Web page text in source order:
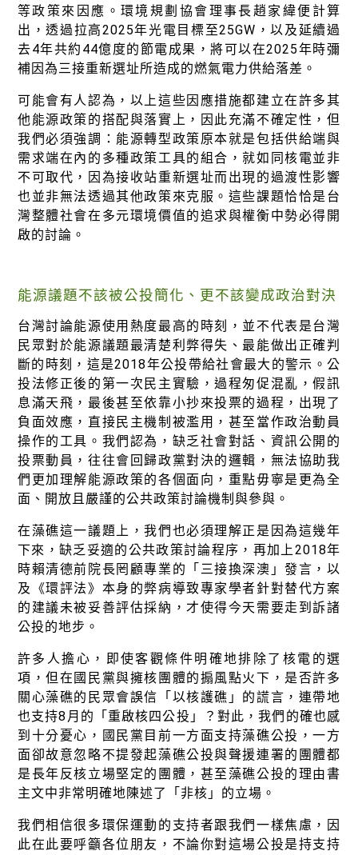
等政策來因應。環境規劃協會理事長趙家緯便計算
出，透過拉高2025年光電目標至25GW，以及延續過
去4年共約44億度的節電成果，將可以在2025年時彌
補因為三接重新選址所造成的燃氣電力供給落差。
可能會有人認為，以上這些因應措施都建立在許多其
他能源政策的搭配與落實上，因此充滿不確定性，但
我們必須強調：能源轉型政策原本就是包括供給端與
需求端在內的多種政策工具的組合，就如同核電並非
不可取代，因為接收站重新選址而出現的過渡性影響
也並非無法透過其他政策來克服。這些課題恰恰是台
灣整體社會在多元環境價值的追求與權衡中勢必得開
啟的討論。
能源議題不該被公投簡化、更不該變成政治對決
台灣討論能源使用熱度最高的時刻，並不代表是台灣
民眾對於能源議題最清楚利弊得失、最能做出正確判
斷的時刻，這是2018年公投帶給社會最大的警示。公
投法修正後的第一次民主實驗，過程匆促混亂，假訊
息滿天飛，最後甚至依靠小抄來投票的過程，出現了
負面效應，直接民主機制被濫用，甚至當作政治動員
操作的工具。我們認為，缺乏社會對話、資訊公開的
投票動員，往往會回歸政黨對決的邏輯，無法協助我
們更加理解能源政策的各個面向，重點毋寧是更為全
面、開放且嚴謹的公共政策討論機制與參與。
在藻礁這一議題上，我們也必須理解正是因為這幾年
下來，缺乏妥適的公共政策討論程序，再加上2018年
時賴清德前院長罔顧專業的「三接換深澳」發言，以
及《環評法》本身的弊病導致專家學者針對替代方案
的建議未被妥善評估採納，才使得今天需要走到訴諸
公投的地步。
許多人擔心，即使客觀條件明確地排除了核電的選
項，但在國民黨與擁核團體的搧風點火下，是否許多
關心藻礁的民眾會誤信「以核護礁」的謊言，連帶地
也支持8月的「重啟核四公投」？對此，我們的確也感
到十分憂心，國民黨目前一方面支持藻礁公投，一方
面卻故意忽略不提發起藻礁公投與聲援連署的團體都
是長年反核立場堅定的團體，甚至藻礁公投的理由書
主文中非常明確地陳述了「非核」的立場。
我們相信很多環保運動的支持者跟我們一樣焦慮，因
此在此要呼籲各位朋友，不論你對這場公投是持支持